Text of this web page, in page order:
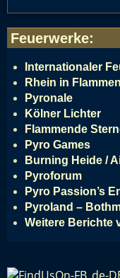
Feuerwerke:
Internationaler
Rhein in Flammen
Pyronale
Kölner Lichter
Flammende
Pyro Games
Burning Heide /
Pyroforum
Pyro Passion’s
Pyroland –
Weitere Berichte